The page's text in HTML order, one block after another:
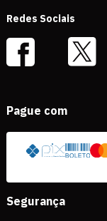
Redes Sociais
Pague com
Segurança